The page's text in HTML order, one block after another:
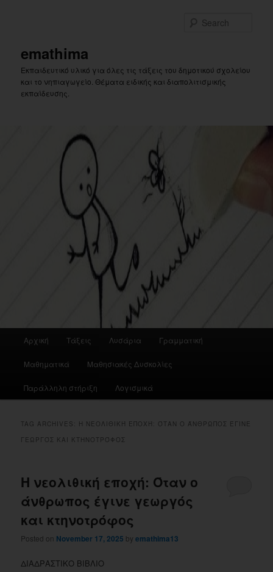
emathima
Εκπαιδευτικό υλικό για όλες τις τάξεις του δημοτικού σχολείου
και το νηπιαγωγείο. Θέματα ειδικής και διαπολιτισμικής
εκπαίδευσης.
Αρχική Τάξεις Λυσάρια Γραμματική
Μαθηματικά Μαθησιακές Δυσκολίες
Παράλληλη στήριξη Λογισμικά
TAG ARCHIVES: Η ΝΕΟΛΙΘΙΚΉ ΕΠΟΧΉ: ΌΤΑΝ Ο ΆΝΘΡΩΠΟΣ ΈΓΙΝΕ
ΓΕΩΡΓΌΣ ΚΑΙ ΚΤΗΝΟΤΡΌΦΟΣ
Η νεολιθική εποχή: Όταν ο
άνθρωπος έγινε γεωργός
και κτηνοτρόφος
Posted on November 17, 2025 byemathima13
ΔΙΑΔΡΑΣΤΙΚΟ ΒΙΒΛΙΟ